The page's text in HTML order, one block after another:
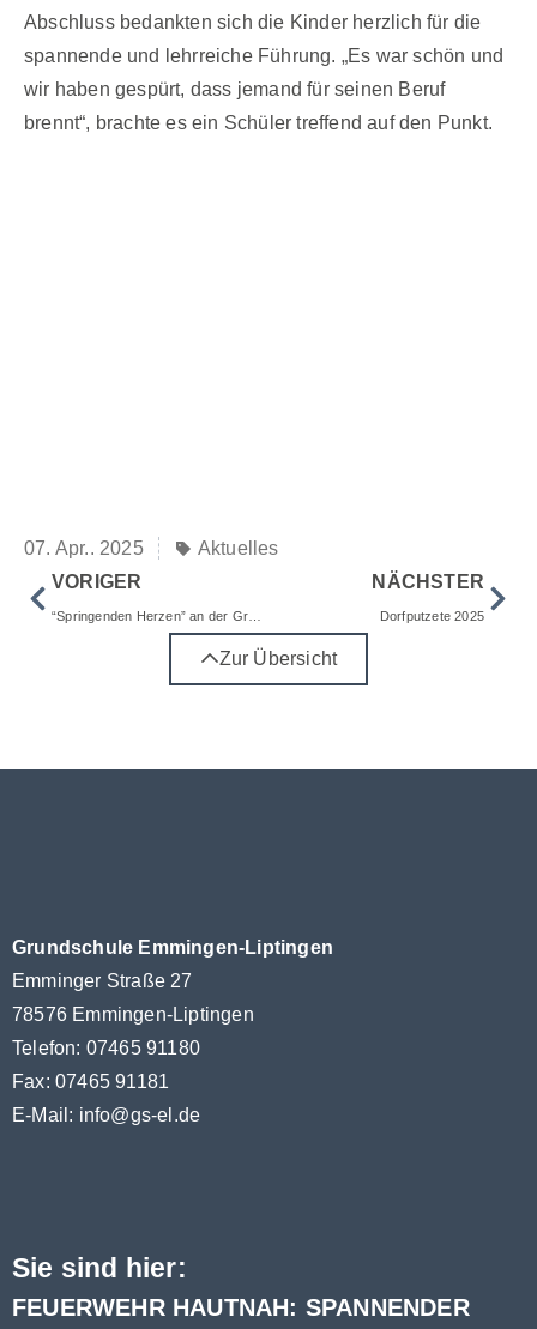
Abschluss bedankten sich die Kinder herzlich für die
spannende und lehrreiche Führung. „Es war schön und
wir haben gespürt, dass jemand für seinen Beruf
brennt“, brachte es ein Schüler treffend auf den Punkt.
07. Apr.. 2025
Aktuelles
VORIGER
NÄCHSTER
Dorfputzete 2025
Zur Übersicht
Grundschule Emmingen-Liptingen
Emminger Straße 27
78576 Emmingen-Liptingen
Telefon: 07465 91180
Fax: 07465 91181
E-Mail: info@gs-el.de
Sie sind hier:
FEUERWEHR HAUTNAH: SPANNENDER